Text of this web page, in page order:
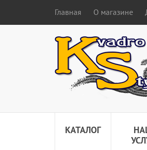
Главная О магазине
КАТАЛОГ